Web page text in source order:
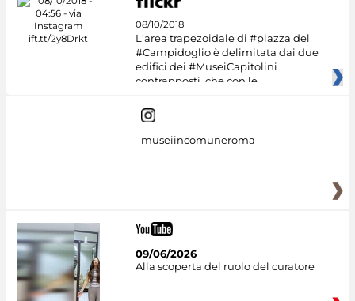
08/10/2018
L'area trapezoidale di #piazza del
#Campidoglio è delimitata dai due
edifici dei #MuseiCapitolini
contrapposti, che con le
museiincomuneroma
09/06/2026
Alla scoperta del ruolo del curatore